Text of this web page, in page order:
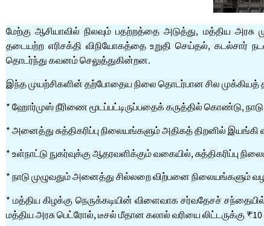
மேற்கு ஆசியாவில் நிலவும் பதற்றத்தை அடுத்து, மத்திய
தடையற்ற எரிசக்தி விநியோகத்தை உறுதி செய்தல், கடல்சார்
தொடர்ந்து கவனம் செலுத்துகின்றன.
இந்த முயற்சிகளின் தற்போதைய நிலை தொடர்பான சில
* ஹோர்முஸ் நீரிணை மூடப்பட்டிருப்பதைக் கருத்தில் கொண்டு,
* அனைத்து சுத்திகரிப்பு நிலையங்களும் அதிகத் திறனில்
* உள்நாட்டு நுகர்வுக்கு ஆதரவளிக்கும் வகையில், சுத்திகரிப்பு
* நாடு முழுவதும் அனைத்து சில்லறை விற்பனை நிலையங்களும்
* மத்திய கிழக்கு நெருக்கடியின் விளைவாக சர்வதேசச்
மத்திய அரசு பெட்ரோல், டீசல் மீதான கலால் வரியை லிட்டருக்கு